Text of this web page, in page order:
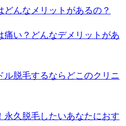
どんなメリットがあるの？
痛い？どんなデメリットがあ
ル脱毛するならどこのクリニ
永久脱毛したいあなたにおす